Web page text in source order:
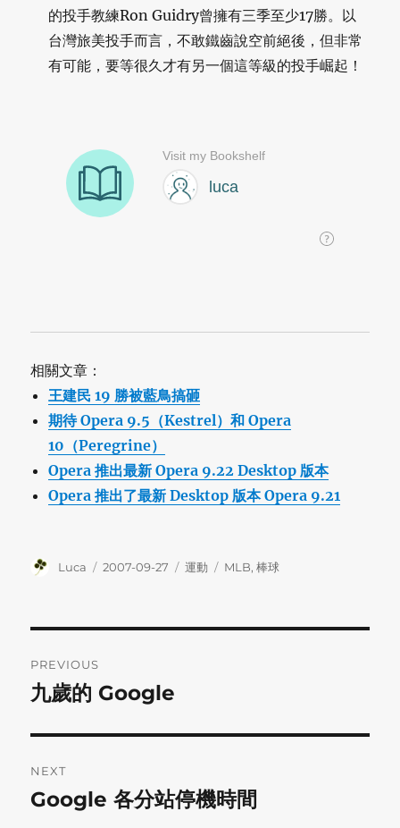
的投手教練Ron Guidry曾擁有三季至少17勝。以
台灣旅美投手而言，不敢鐵齒說空前絕後，但非常
有可能，要等很久才有另一個這等級的投手崛起！
相關文章：
王建民 19 勝被藍鳥搞砸
期待 Opera 9.5（Kestrel）和 Opera
10（Peregrine）
Opera 推出最新 Opera 9.22 Desktop 版本
Opera 推出了最新 Desktop 版本 Opera 9.21
Author
Luca
Posted
2007-09-27 Categories
運動 Tags
MLB,棒球
navigation
PREVIOUS
Previous
九歲的 Google
NEXT
Next
Google 各分站停機時間